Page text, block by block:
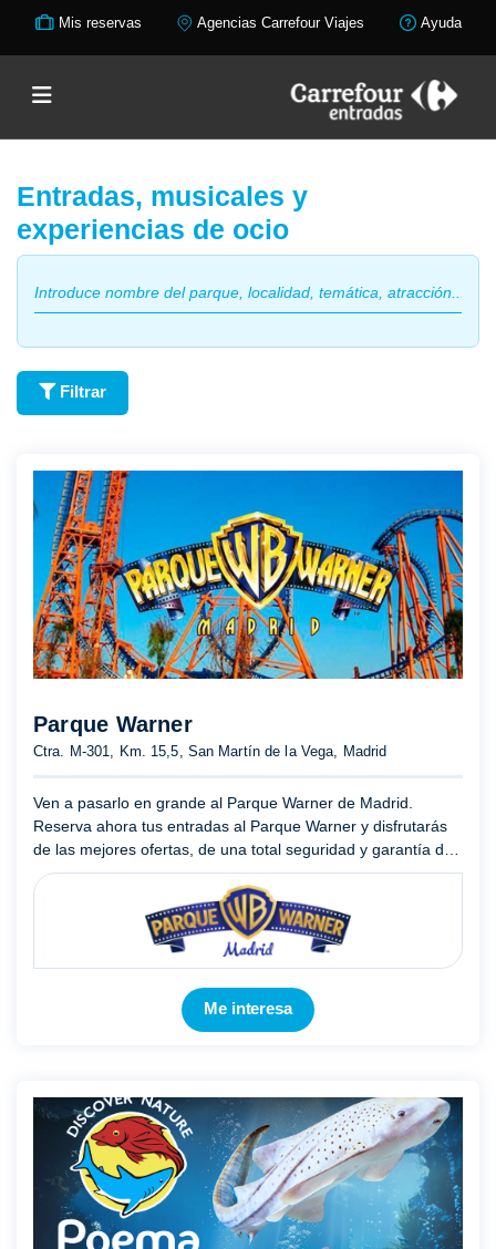
Mis reservas Agencias Carrefour Viajes Ayuda
Entradas, musicales y
experiencias de ocio
Filtrar
Parque Warner
Ctra. M-301, Km. 15,5, San Martín de la Vega, Madrid
Ven a pasarlo en grande al Parque Warner de Madrid.
Reserva ahora tus entradas al Parque Warner y disfrutarás
de las mejores ofertas, de una total seguridad y garantía de
compra y además ¡olvídate de hacer cola en las taquillas!
Me interesa